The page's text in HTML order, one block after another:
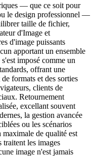
— que ce soit pour
le design professionnel —
taille de fichier,
d'Image et
d'image puissants
apportant un ensemble
imposé comme un
offrant une
formats et des sorties
clients de
Retournement
excellant souvent
la gestion avancée
ou les scénarios
de qualité est
les images
image n'est jamais